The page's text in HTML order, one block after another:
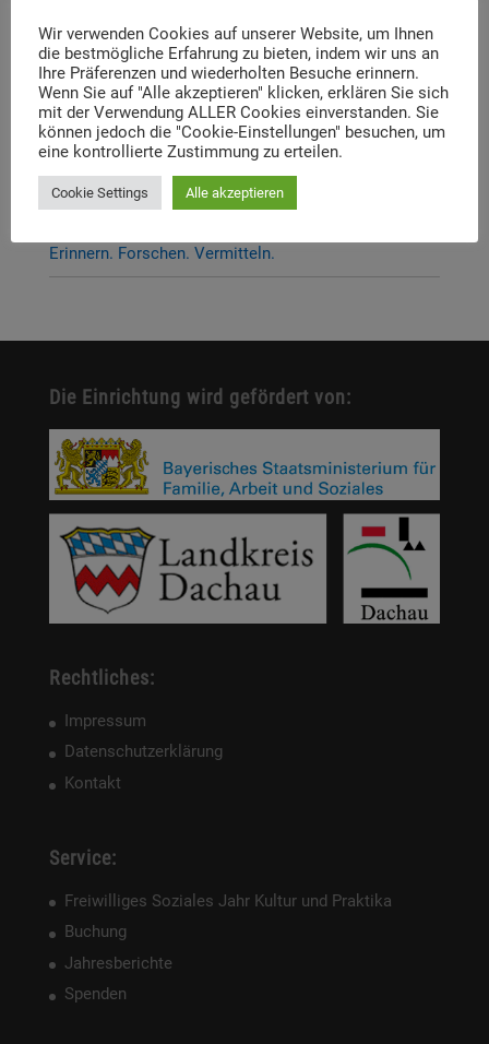
Thema und Referent:innen für das diesjährige
Dachauer Symposium stehen fest
Neue Stelleausschreibung
Digitale Neuerscheinung: Launch der digitalen
Lernplattform „Memory Momentum“
Erinnern. Forschen. Vermitteln.
Die Einrichtung wird gefördert von:
Rechtliches:
Impressum
Datenschutzerklärung
Kontakt
Service:
Freiwilliges Soziales Jahr Kultur und Praktika
Buchung
Jahresberichte
Spenden
Wir verwenden Cookies auf unserer Website, um Ihnen
die bestmögliche Erfahrung zu bieten, indem wir uns an
Ihre Präferenzen und wiederholten Besuche erinnern.
Wenn Sie auf "Alle akzeptieren" klicken, erklären Sie sich
mit der Verwendung ALLER Cookies einverstanden. Sie
können jedoch die "Cookie-Einstellungen" besuchen, um
eine kontrollierte Zustimmung zu erteilen.
Cookie Settings Alle akzeptieren